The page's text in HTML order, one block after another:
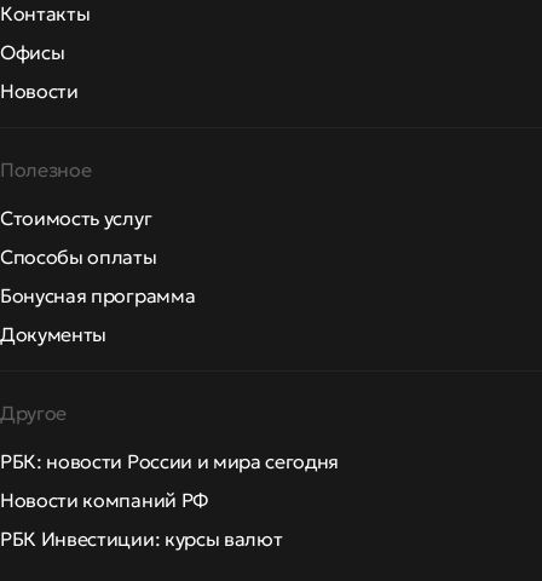
Контакты
Офисы
Новости
Полезное
Стоимость услуг
Способы оплаты
Бонусная программа
Документы
Другое
РБК: новости России и мира сегодня
Новости компаний РФ
РБК Инвестиции: курсы валют